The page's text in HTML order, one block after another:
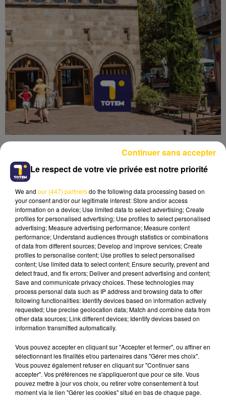
Lecture (5 min 20 sec)
26 juillet 2024 - 5 min 20 sec
L'INFO DU LOT À FIGEAC LE 26/07/24 À
08H29
L'info du Lot à Figeac
AVEYRON NORD
Le respect de votre vie privée est notre priorité
We and our (447) partnersdo the following data processing based on
your consent and/or our legitimate interest: Store and/or access
information on a device; Use limited data to select advertising; Create
profiles for personalised advertising; Use profiles to select personalised
advertising; Measure advertising performance; Measure content
performance; Understand audiences through statistics or combinations
of data from different sources; Develop and improve services; Create
profiles to personalise content; Use profiles to select personalised
content; Use limited data to select content; Ensure security, prevent and
detect fraud, and fix errors; Deliver and present advertising and content;
Save and communicate privacy choices. These technologies may
process personal data such as IP address and browsing data to offer
following functionalities: Identify devices based on information actively
requested; Use precise geolocation data; Match and combine data from
other data sources; Link different devices; Identify devices based on
information transmitted automatically.
Vous pouvez accepter en cliquant sur "Accepter et fermer", ou affiner en
sélectionnant les finalités et/ou partenaires dans "Gérer mes choix".
Vous pouvez également refuser en cliquant sur "Continuer sans
accepter". Vos préférences ne s'appliqueront que pour ce site. Vous
pouvez mettre à jour vos choix, ou retirer votre consentement à tout
moment via le lien "Gérer les cookies" situé en bas de chaque page.
Continuer sans accepter